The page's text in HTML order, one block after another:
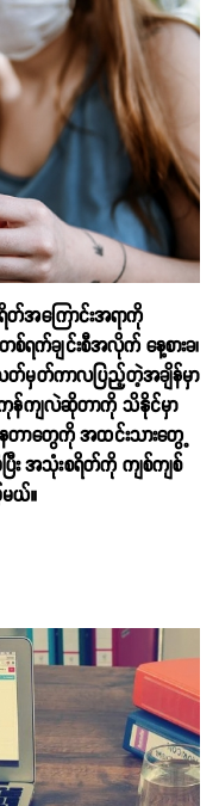
အကြောင်းအရာကို
ရက်ချင်းစီအလိုက် နေ့စားခ၊
သတ်မှတ်ကာလပြည့်တဲ့အချိန်မှာ
ကျလဲဆိုတာကို သိနိုင်မှာ
ေတာတွေကို အထင်းသားတွေ့
ြီး အသုံးစရိတ်ကို ကျစ်ကျစ်
ယ်။